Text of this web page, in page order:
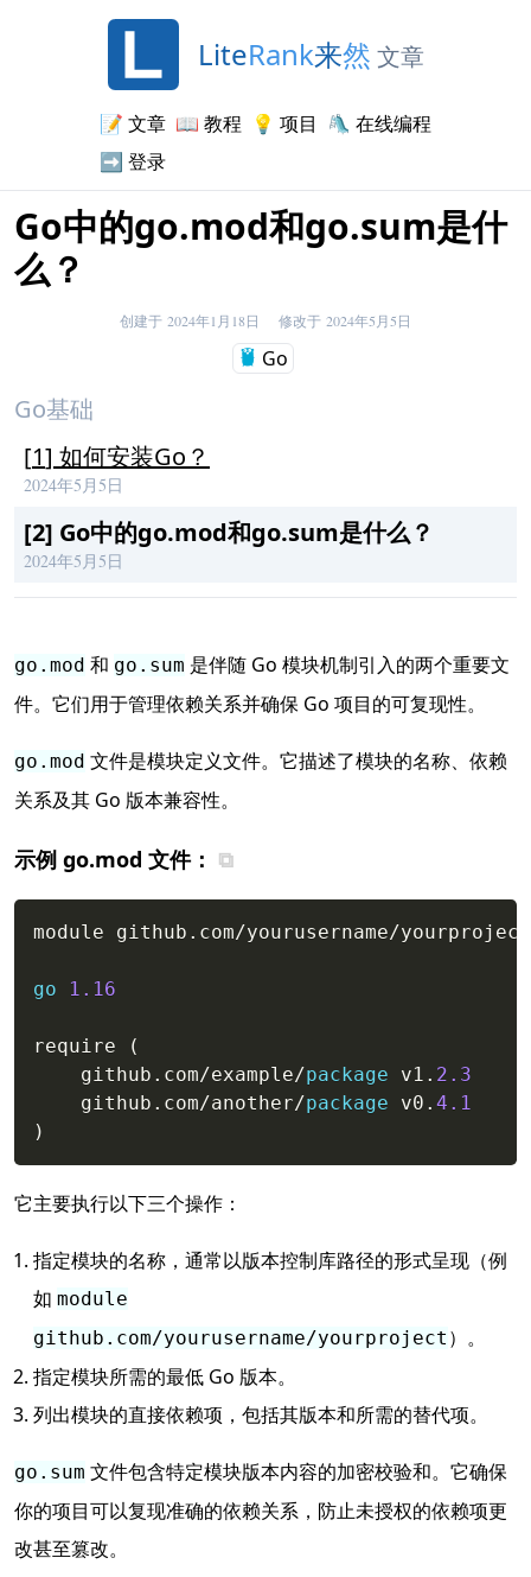
LiteRank来然 文章
📝 文章 📖 教程 💡 项目 🛝 在线编程
➡️ 登录
Go中的go.mod和go.sum是什
么？
创建于 2024年1月18日 修改于 2024年5月5日
Go
Go基础
[1] 如何安装Go？
2024年5月5日
[2] Go中的go.mod和go.sum是什么？
2024年5月5日
go.mod 和 go.sum 是伴随 Go 模块机制引入的两个重要文
件。它们用于管理依赖关系并确保 Go 项目的可复现性。
go.mod 文件是模块定义文件。它描述了模块的名称、依赖
关系及其 Go 版本兼容性。
示例 go.mod 文件：
module github . com/yourusername/yourproject
go 1.16
require
(
    github
. com/example/package v1 . 2.3
    github
. com/another/package v0 . 4.1
)
Copy
它主要执行以下三个操作：
指定模块的名称，通常以版本控制库路径的形式呈现（例
如 module
github.com/yourusername/yourproject ）。
指定模块所需的最低 Go 版本。
列出模块的直接依赖项，包括其版本和所需的替代项。
go.sum 文件包含特定模块版本内容的加密校验和。它确保
你的项目可以复现准确的依赖关系，防止未授权的依赖项更
改甚至篡改。